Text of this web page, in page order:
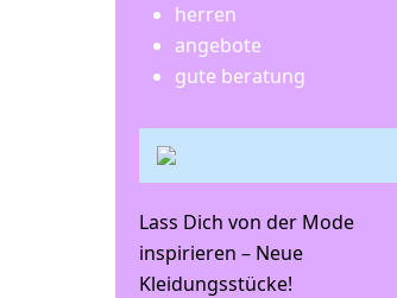
herren
angebote
gute beratung
Lass Dich von der Mode
inspirieren – Neue
Kleidungsstücke!